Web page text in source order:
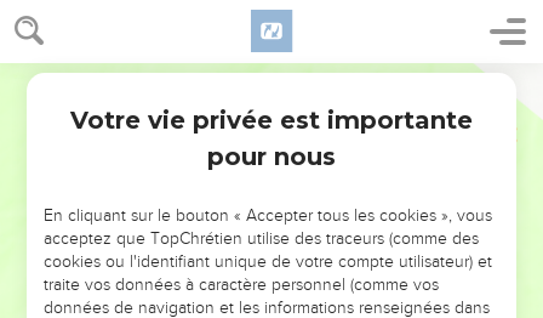
NE MANQUEZ PAS L’ÉVÉNEMENT
DE L’ANNÉE !
ET SI LEURS ERREURS POUVAIENT VOUS ÉVITER LES
VOTRES ?
Votre vie privée est importante
pour nous
En cliquant sur le bouton « Accepter tous les cookies », vous
acceptez que TopChrétien utilise des traceurs (comme des
cookies ou l'identifiant unique de votre compte utilisateur) et
traite vos données à caractère personnel (comme vos
données de navigation et les informations renseignées dans